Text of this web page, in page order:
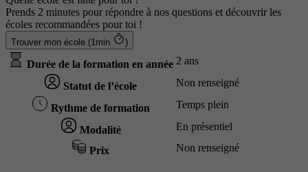
Prends 2 minutes pour répondre à nos questions et découvrir les
écoles recommandées pour toi !
Trouver mon école (1min )
Durée de la formation en année 2 ans
Statut de l’école Non renseigné
Rythme de formation Temps plein
Modalité En présentiel
Prix Non renseigné